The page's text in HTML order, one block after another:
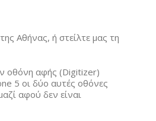
Αθήνας, ή στείλτε μας τη
οθόνη αφής (Digitizer)
5 οι δύο αυτές οθόνες
αφού δεν είναι